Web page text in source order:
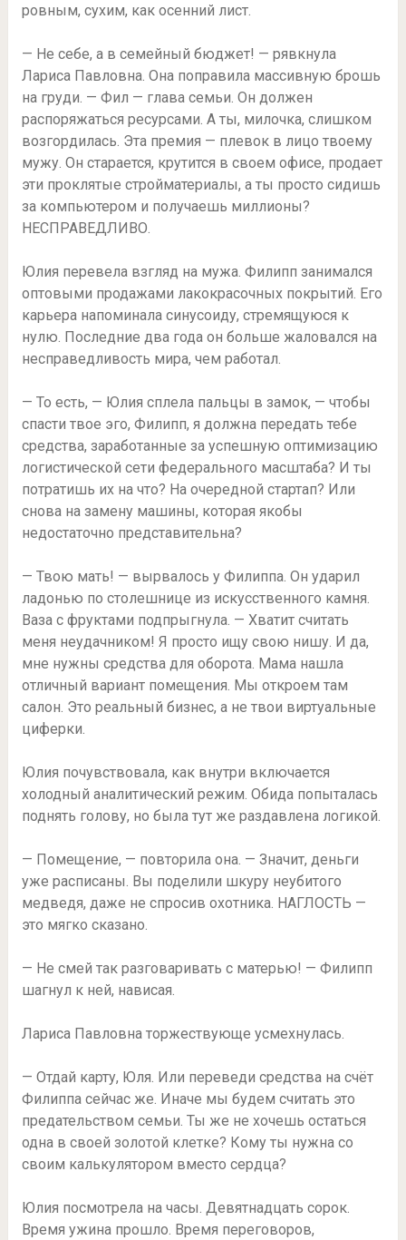
ровным, сухим, как осенний лист.
— Не себе, а в семейный бюджет! — рявкнула
Лариса Павловна. Она поправила массивную брошь
на груди. — Фил — глава семьи. Он должен
распоряжаться ресурсами. А ты, милочка, слишком
возгордилась. Эта премия — плевок в лицо твоему
мужу. Он старается, крутится в своем офисе, продает
эти проклятые стройматериалы, а ты просто сидишь
за компьютером и получаешь миллионы?
НЕСПРАВЕДЛИВО.
Юлия перевела взгляд на мужа. Филипп занимался
оптовыми продажами лакокрасочных покрытий. Его
карьера напоминала синусоиду, стремящуюся к
нулю. Последние два года он больше жаловался на
несправедливость мира, чем работал.
— То есть, — Юлия сплела пальцы в замок, — чтобы
спасти твое эго, Филипп, я должна передать тебе
средства, заработанные за успешную оптимизацию
логистической сети федерального масштаба? И ты
потратишь их на что? На очередной стартап? Или
снова на замену машины, которая якобы
недостаточно представительна?
— Твою мать! — вырвалось у Филиппа. Он ударил
ладонью по столешнице из искусственного камня.
Ваза с фруктами подпрыгнула. — Хватит считать
меня неудачником! Я просто ищу свою нишу. И да,
мне нужны средства для оборота. Мама нашла
отличный вариант помещения. Мы откроем там
салон. Это реальный бизнес, а не твои виртуальные
циферки.
Юлия почувствовала, как внутри включается
холодный аналитический режим. Обида попыталась
поднять голову, но была тут же раздавлена логикой.
— Помещение, — повторила она. — Значит, деньги
уже расписаны. Вы поделили шкуру неубитого
медведя, даже не спросив охотника. НАГЛОСТЬ —
это мягко сказано.
— Не смей так разговаривать с матерью! — Филипп
шагнул к ней, нависая.
Лариса Павловна торжествующе усмехнулась.
— Отдай карту, Юля. Или переведи средства на счёт
Филиппа сейчас же. Иначе мы будем считать это
предательством семьи. Ты же не хочешь остаться
одна в своей золотой клетке? Кому ты нужна со
своим калькулятором вместо сердца?
Юлия посмотрела на часы. Девятнадцать сорок.
Время ужина прошло. Время переговоров,